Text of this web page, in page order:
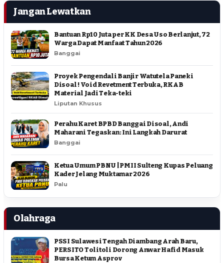
Jangan Lewatkan
Bantuan Rp10 Juta per KK Desa Uso Berlanjut, 72
Warga Dapat Manfaat Tahun 2026
Banggai
Proyek Pengendali Banjir Watutela Paneki
Disoal ! Void Revetment Terbuka, RKAB
Material Jadi Teka-teki
Liputan Khusus
Perahu Karet BPBD Banggai Disoal, Andi
Maharani Tegaskan: Ini Langkah Darurat
Banggai
Ketua Umum PBNU | PMII Sulteng Kupas Peluang
Kader Jelang Muktamar 2026
Palu
Olahraga
PSSI Sulawesi Tengah Diambang Arah Baru,
PERSITO Tolitoli Dorong Anwar Hafid Masuk
Bursa Ketum Asprov